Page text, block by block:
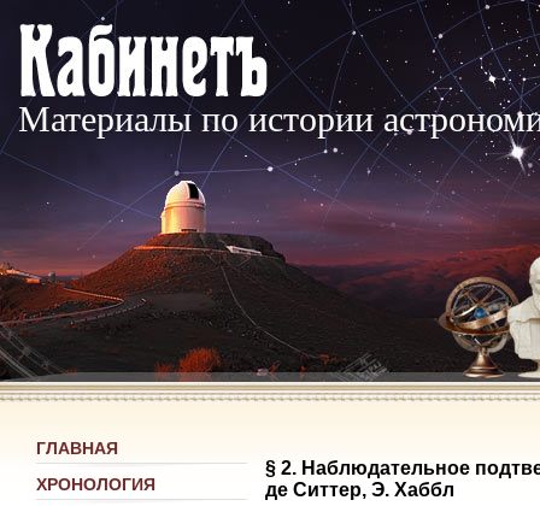
Материалы по истории
ГЛАВНАЯ
ХРОНОЛОГИЯ
§ 2. Наблюдательное
де Ситтер, Э. Хаббл